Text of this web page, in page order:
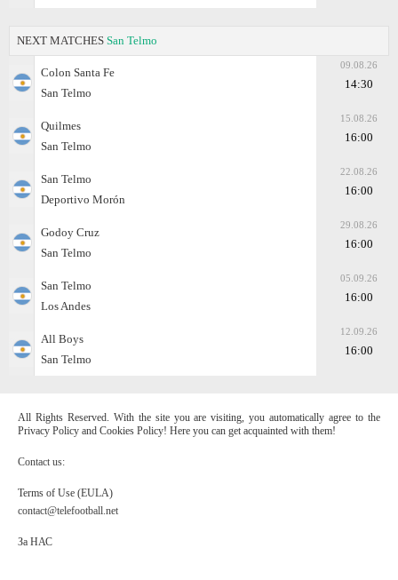
NEXT MATCHES San Telmo
Colon Santa Fe
San Telmo
09.08.26
14:30
Quilmes
San Telmo
15.08.26
16:00
San Telmo
Deportivo Morón
22.08.26
16:00
Godoy Cruz
San Telmo
29.08.26
16:00
San Telmo
Los Andes
05.09.26
16:00
All Boys
San Telmo
12.09.26
16:00
All Rights Reserved. With the site you are visiting, you automatically agree to the
Privacy Policy and Cookies Policy! Here you can get acquainted with them!
Contact us:
Terms of Use (EULA)
contact@telefootball.net
За НАС